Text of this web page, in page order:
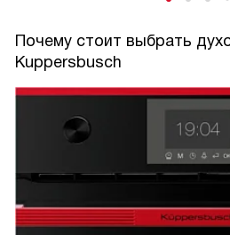
Почему стоит выбрать
Kuppersbusch